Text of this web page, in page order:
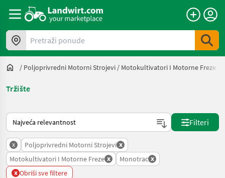
Pretraži ponude
/ Poljoprivredni Motorni Strojevi / Motokultivatori I Motorne Freze
Tržište
Način na koji sortira Landwirt.com
Filteri
x Poljoprivredni Motorni Strojevi x
Motokultivatori I Motorne Freze x Monotrac x
x Obriši sve filtere